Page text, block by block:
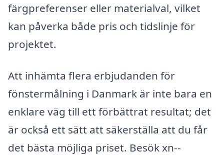
färgpreferenser eller materialval, vilket
kan påverka både pris och tidslinje för
projektet.
Att inhämta flera erbjudanden för
fönstermålning i Danmark är inte bara en
enklare väg till ett förbättrat resultat; det
är också ett sätt att säkerställa att du får
det bästa möjliga priset. Besök xn--